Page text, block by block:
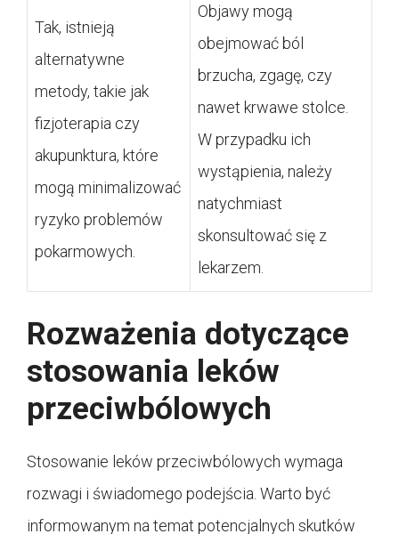
Tak, istnieją
alternatywne
metody, takie jak
fizjoterapia czy
akupunktura, które
mogą minimalizować
ryzyko problemów
pokarmowych.
Objawy mogą
obejmować ból
brzucha, zgagę, czy
nawet krwawe stolce.
W przypadku ich
wystąpienia, należy
natychmiast
skonsultować się z
lekarzem.
Rozważenia dotyczące
stosowania leków
przeciwbólowych
Stosowanie leków przeciwbólowych wymaga
rozwagi i świadomego podejścia. Warto być
informowanym na temat potencjalnych skutków